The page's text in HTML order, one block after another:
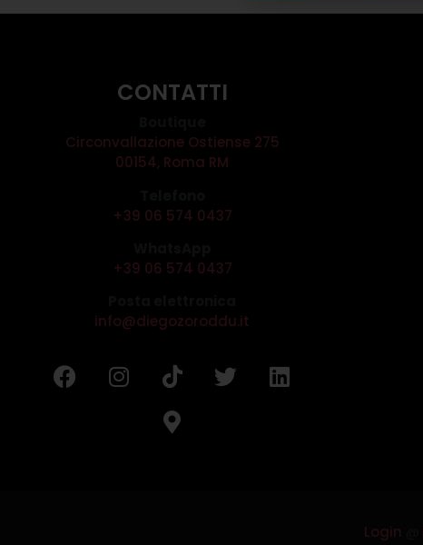
CONTATTI
Circonvallazione Ostiense 275
00154, Roma RM
+39 06 574 0437
+39 06 574 0437
info@diegozoroddu.it
Login